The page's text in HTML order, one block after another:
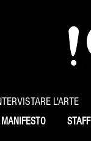
L'ARTE
MANIFESTO STAFF